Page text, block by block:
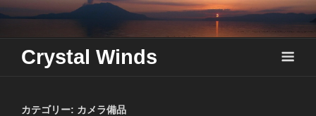
Skip
content
Crystal Winds
カテゴリー: カメラ備品